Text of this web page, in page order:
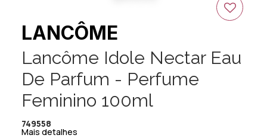
LANCÔME
Lancôme Idole Nectar Eau
De Parfum - Perfume
Feminino 100ml
749558
Mais detalhes